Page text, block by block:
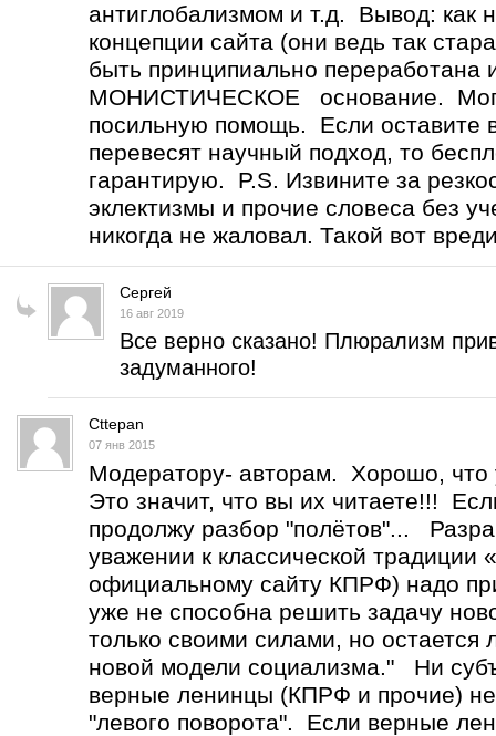
антиглобализмом и т.д. Вывод: как
концепции сайта (они ведь так
быть принципиально переработана
МОНИСТИЧЕСКОЕ основание. Могу
посильную помощь. Если оставите
перевесят научный подход, то
гарантирую. P.S. Извините за
эклектизмы и прочие словеса без
никогда не жаловал. Такой вот
Сергей
16 авг 2019
Все верно сказано! Плюрализм
задуманного!
Cttepan
07 янв 2015
Модератору- авторам. Хорошо, что
Это значит, что вы их читаете!!!
продолжу разбор "полётов"...
уважении к классической традиции
официальному сайту КПРФ) надо
уже не способна решить задачу
только своими силами, но
новой модели социализма." Ни
верные ленинцы (КПРФ и прочие)
"левого поворота". Если верные